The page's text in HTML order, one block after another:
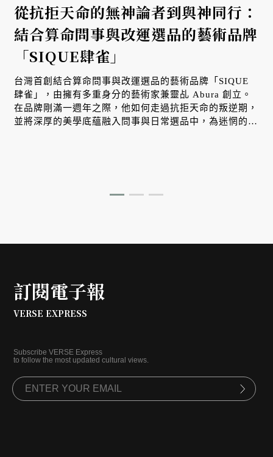
從抗拒天命的無神論者到與神同行：
結合算命問事與改運選品的藝術品牌
「SIQUE肆雀」
台灣首創結合算命問事與改運選品的藝術品牌「SIQUE
肆雀」，由擁有多重身分的藝術家兼靈乩 Abura 創立。
在品牌剛滿一週年之際，他如何走過抗拒天命的叛逆期，
並將深厚的美學底蘊融入問事與日常選品中，為迷惘的人
訂閱電子報
VERSE EXPRESS
Subscribe VERSE Express
to follow the most updated cultural views.